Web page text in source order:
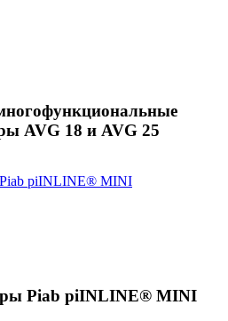
AVG 18 и AVG 25
Piab piINLINE® MINI